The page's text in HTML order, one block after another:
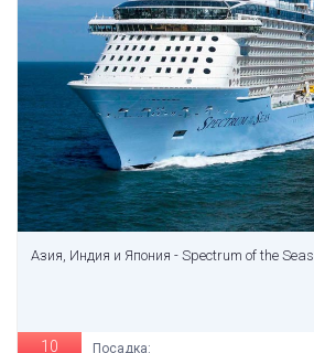
Азия, Индия и Япония - Spectrum of the Seas
10
Посадка: